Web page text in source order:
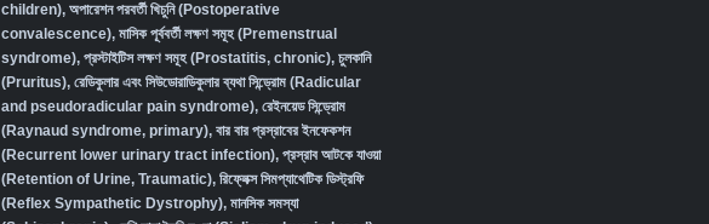
children), অপারেশন পরবর্তী খিচুনি (Postoperative
convalescence), মাসিক পূর্ববর্তী লক্ষণ সমূহ (Premenstrual
syndrome), প্রস্টাইটিস লক্ষণ সমূহ (Prostatitis, chronic), চুলকানি
(Pruritus), রেডিকুলার এবং সিউডোরাডিকুলার ব্যথা সিন্ড্রোম (Radicular
and pseudoradicular pain syndrome), রেইনয়েড সিন্ড্রোম
(Raynaud syndrome, primary), বার বার প্রস্রাবের ইনফেকশন
(Recurrent lower urinary tract infection), প্রস্রাব আটকে যাওয়া
(Retention of Urine, Traumatic), রিফ্লেক্স সিমপ্যাথেটিক ডিস্ট্রফি
(Reflex Sympathetic Dystrophy), মানসিক সমস্যা